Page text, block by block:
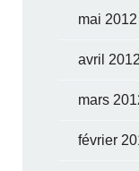
mai 2012
avril 2012
mars
février